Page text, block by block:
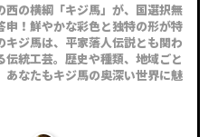
西の横綱「キジ馬」が、国選択無
申！鮮やかな彩色と独特の形が特
キジ馬は、平家落人伝説とも関わ
伝統工芸。歴史や種類、地域ごと
あなたもキジ馬の奥深い世界に魅